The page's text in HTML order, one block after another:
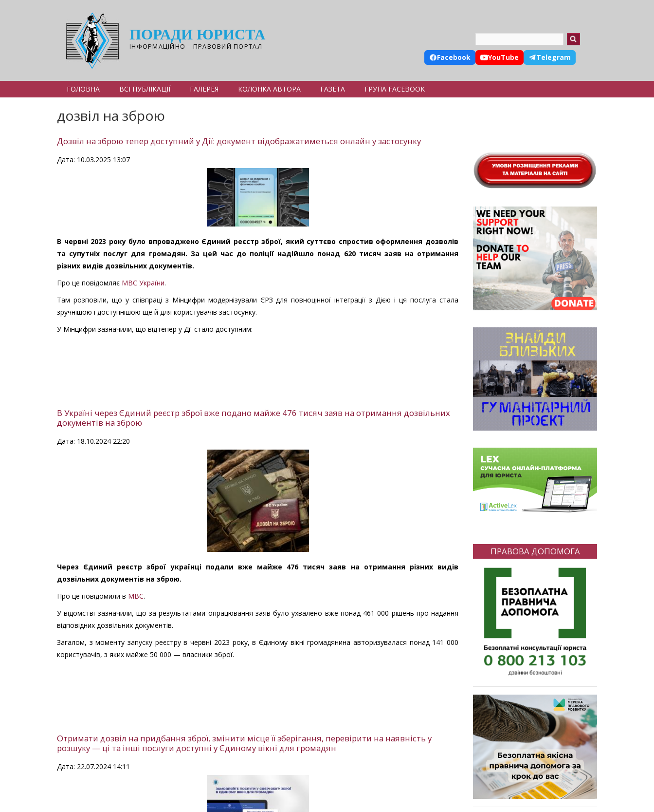
ПОРАДИ ЮРИСТА
ІНФОРМАЦІЙНО – ПРАВОВИЙ ПОРТАЛ
Facebook YouTube Telegram
ГОЛОВНА ВСІ ПУБЛІКАЦІЇ ГАЛЕРЕЯ КОЛОНКА АВТОРА ГАЗЕТА ГРУПА FACEBOOK
дозвіл на зброю
Дозвіл на зброю тепер доступний у Дії: документ відображатиметься онлайн у застосунку
Дата: 10.03.2025 13:07
В червні 2023 року було впроваджено Єдиний реєстр зброї, який суттєво спростив оформлення дозволів
та супутніх послуг для громадян. За цей час до поліції надійшло понад 620 тисяч заяв на отримання
різних видів дозвільних документів.
Про це повідомляє МВС України.
Там розповіли, що у співпраці з Мінцифри модернізували ЄРЗ для повноцінної інтеграції з Дією і ця послуга стала
зручнішою і доступнішою ще й для користувачів застосунку.
У Мінцифри зазначили, що відтепер у Дії стало доступним:
В Україні через Єдиний реєстр зброї вже подано майже 476 тисяч заяв на отримання дозвільних
документів на зброю
Дата: 18.10.2024 22:20
Через Єдиний реєстр зброї українці подали вже майже 476 тисяч заяв на отримання різних видів
дозвільних документів на зброю.
Про це повідомили в МВС.
У відомстві зазначили, що за результатами опрацювання заяв було ухвалено вже понад 461 000 рішень про надання
відповідних дозвільних документів.
Загалом, з моменту запуску реєстру в червні 2023 року, в Єдиному вікні громадянина авторизувалася понад 141 000
користувачів, з яких майже 50 000 — власники зброї.
Отримати дозвіл на придбання зброї, змінити місце її зберігання, перевірити на наявність у
розшуку — ці та інші послуги доступні у Єдиному вікні для громадян
Дата: 22.07.2024 14:11
ПРАВОВА ДОПОМОГА